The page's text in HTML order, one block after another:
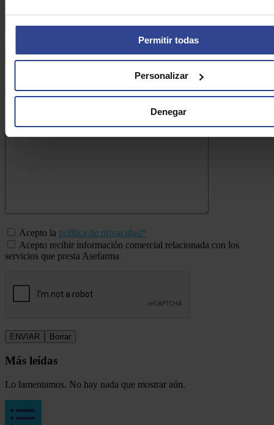
Permitir todas
Personalizar
Denegar
Acepto la política de privacidad*
Acepto recibir información comercial relacionada con los
servicios que presta Asefarma
Más leídas
Lo lamentamos. No hay nada que mostrar aún.